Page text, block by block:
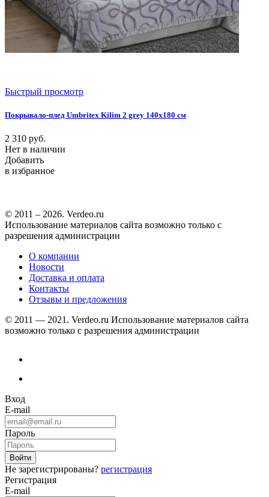
Быстрый просмотр
Покрывало-плед Umbritex Kilim 2 grey 140х180 см
2 310 руб.
Нет в наличии
Добавить
в избранное
© 2011 – 2026. Verdeo.ru
Использование материалов сайта возможно только с
разрешения администрации
О компании
Новости
Доставка и оплата
Контакты
Отзывы и предложения
© 2011 — 2021. Verdeo.ru Использование материалов сайта
возможно только с разрешения администрации
Вход
E-mail
Пароль
Не зарегистрированы? регистрация
Регистрация
E-mail